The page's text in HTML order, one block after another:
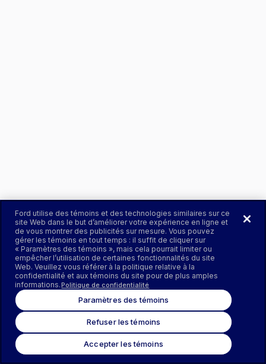
Ford utilise des témoins et des technologies similaires sur ce
site Web dans le but d’améliorer votre expérience en ligne et
de vous montrer des publicités sur mesure. Vous pouvez
gérer les témoins en tout temps : il suffit de cliquer sur
« Paramètres des témoins », mais cela pourrait limiter ou
empêcher l’utilisation de certaines fonctionnalités du site
Web. Veuillez vous référer à la politique relative à la
confidentialité et aux témoins du site pour de plus amples
informations.Politique de confidentialité
Paramètres des témoins
Refuser les témoins
Accepter les témoins